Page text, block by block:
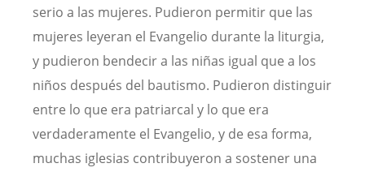
serio a las mujeres. Pudieron permitir que las
mujeres leyeran el Evangelio durante la liturgia,
y pudieron bendecir a las niñas igual que a los
niños después del bautismo. Pudieron distinguir
entre lo que era patriarcal y lo que era
verdaderamente el Evangelio, y de esa forma,
muchas iglesias contribuyeron a sostener una